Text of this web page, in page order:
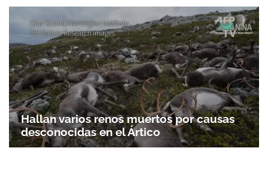
Hallan varios renos muertos por causas
desconocidas en el Ártico